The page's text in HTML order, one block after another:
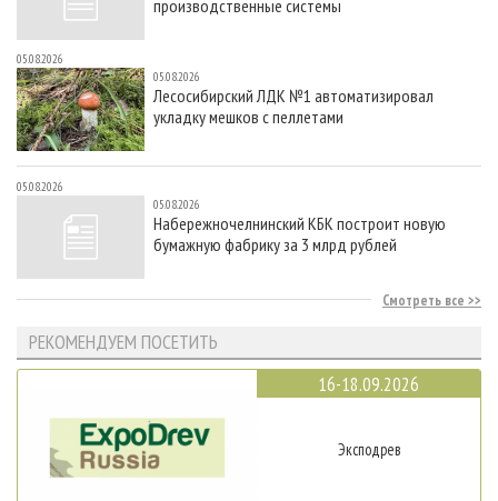
производственные системы
05.08.2026
05.08.2026
Лесосибирский ЛДК №1 автоматизировал
укладку мешков с пеллетами
05.08.2026
05.08.2026
Набережночелнинский КБК построит новую
бумажную фабрику за 3 млрд рублей
Смотреть все
РЕКОМЕНДУЕМ ПОСЕТИТЬ
16-18.09.2026
Эксподрев